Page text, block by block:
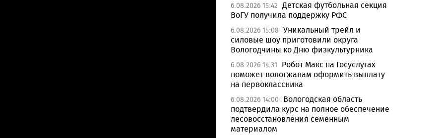
6.08.2026 15:42 Детская футбольная секция
ВоГУ получила поддержку РФС
6.08.2026 15:08 Уникальный трейл и
силовые шоу приготовили округа
Вологодчины ко Дню физкультурника
6.08.2026 14:31
Робот Макс на Госуслугах
поможет вологжанам оформить выплату
на первоклассника
6.08.2026 14:00
Вологодская область
подтвердила курс на полное обеспечение
лесовосстановления семенным
материалом